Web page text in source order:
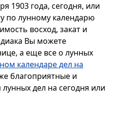
1903 года, сегодня, или
по лунному календарю
восход, закат и
Вы можете
а еще все о лунных
календаре дел на
благоприятные и
дел на сегодня или